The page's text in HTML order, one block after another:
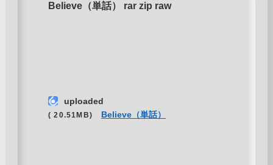
Believe（単話） rar zip raw
uploaded
( 20.51MB) Believe（単話）